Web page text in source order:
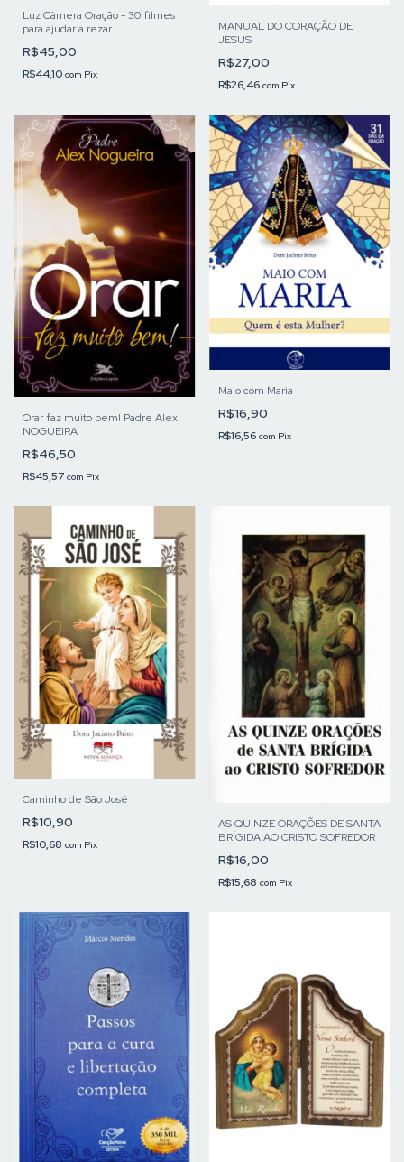
Luz Câmera Oração - 30 filmes
para ajudar a rezar
R$45,00
R$44,10 com Pix
MANUAL DO CORAÇÃO DE
JESUS
R$27,00
R$26,46 com Pix
Orar faz muito bem! Padre Alex
NOGUEIRA
R$46,50
R$45,57 com Pix
Maio com Maria
R$16,90
R$16,56 com Pix
Caminho de São José
R$10,90
R$10,68 com Pix
AS QUINZE ORAÇÕES DE SANTA
BRÍGIDA AO CRISTO SOFREDOR
R$16,00
R$15,68 com Pix